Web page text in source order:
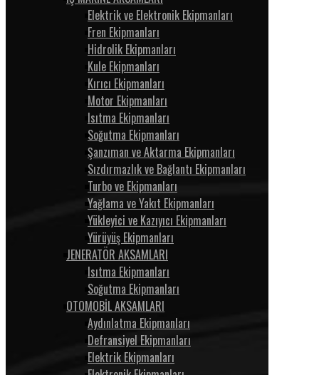
Elektrik ve Elektronik Ekipmanları
Fren Ekipmanları
Hidrolik Ekipmanları
Kule Ekipmanları
Kırıcı Ekipmanları
Motor Ekipmanları
Isıtma Ekipmanları
Soğutma Ekipmanları
Şanzıman ve Aktarma Ekipmanları
Sızdırmazlık ve Bağlantı Ekipmanları
Turbo ve Ekipmanları
Yağlama ve Yakıt Ekipmanları
Yükleyici ve Kazıyıcı Ekipmanları
Yürüyüş Ekipmanları
JENERATÖR AKSAMLARI
Isıtma Ekipmanları
Soğutma Ekipmanları
OTOMOBİL AKSAMLARI
Aydınlatma Ekipmanları
Defransiyel Ekipmanları
Elektrik Ekipmanları